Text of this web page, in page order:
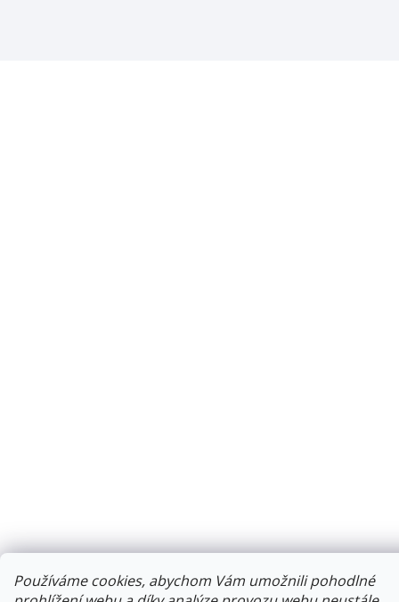
Používáme cookies, abychom Vám umožnili pohodlné